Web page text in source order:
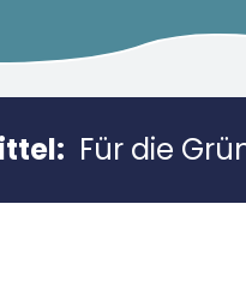
Für die